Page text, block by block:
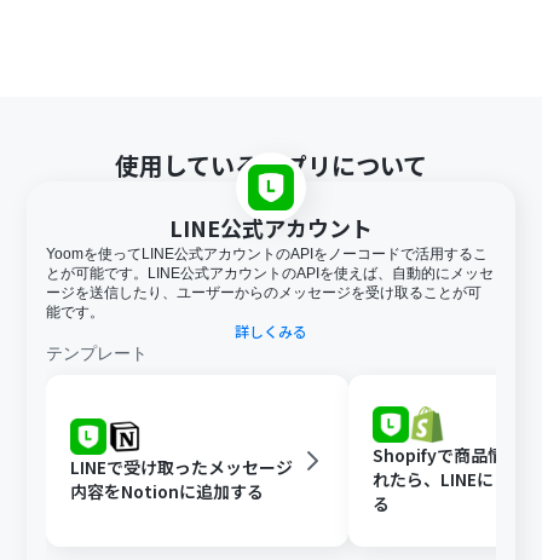
使用しているアプリについて
LINE公式アカウント
Yoomを使ってLINE公式アカウントのAPIをノーコードで活用するこ
とが可能です。LINE公式アカウントのAPIを使えば、自動的にメッセ
ージを送信したり、ユーザーからのメッセージを受け取ることが可
能です。
詳しくみる
テンプレート
LINEで受け取ったメッセージ
内容をNotionに追加する
Shopifyで商品情報が
れたら、LINEに自動
る